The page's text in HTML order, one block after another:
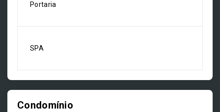
Portaria
SPA
Condomínio